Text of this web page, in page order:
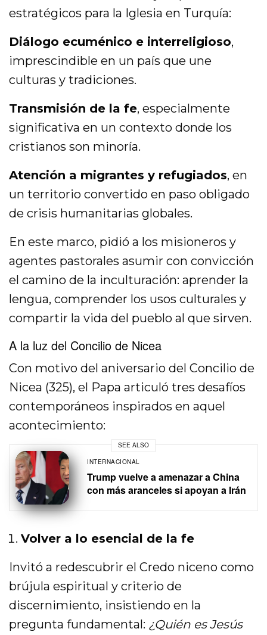
estratégicos para la Iglesia en Turquía:
Diálogo ecuménico e interreligioso,
imprescindible en un país que une
culturas y tradiciones.
Transmisión de la fe, especialmente
significativa en un contexto donde los
cristianos son minoría.
Atención a migrantes y refugiados, en
un territorio convertido en paso obligado
de crisis humanitarias globales.
En este marco, pidió a los misioneros y
agentes pastorales asumir con convicción
el camino de la inculturación: aprender la
lengua, comprender los usos culturales y
compartir la vida del pueblo al que sirven.
A la luz del Concilio de Nicea
Con motivo del aniversario del Concilio de
Nicea (325), el Papa articuló tres desafíos
contemporáneos inspirados en aquel
acontecimiento:
SEE ALSO
INTERNACIONAL
Trump vuelve a amenazar a China
con más aranceles si apoyan a Irán
Volver a lo esencial de la fe
Invitó a redescubrir el Credo niceno como
brújula espiritual y criterio de
discernimiento, insistiendo en la
pregunta fundamental: ¿Quién es Jesús